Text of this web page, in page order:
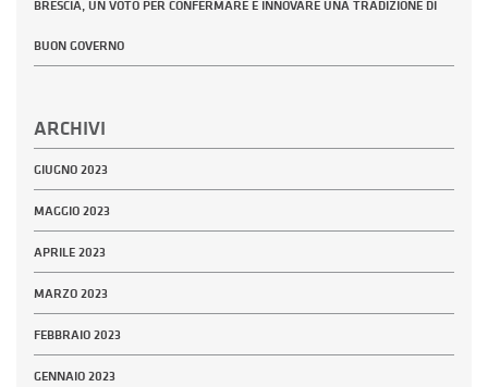
BRESCIA, UN VOTO PER CONFERMARE E INNOVARE UNA TRADIZIONE DI
BUON GOVERNO
ARCHIVI
GIUGNO 2023
MAGGIO 2023
APRILE 2023
MARZO 2023
FEBBRAIO 2023
GENNAIO 2023